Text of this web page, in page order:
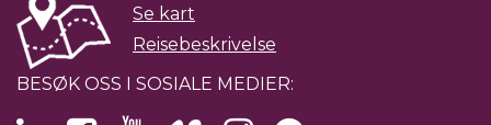
Se kart
Reisebeskrivelse
BESØK OSS I SOSIALE MEDIER: